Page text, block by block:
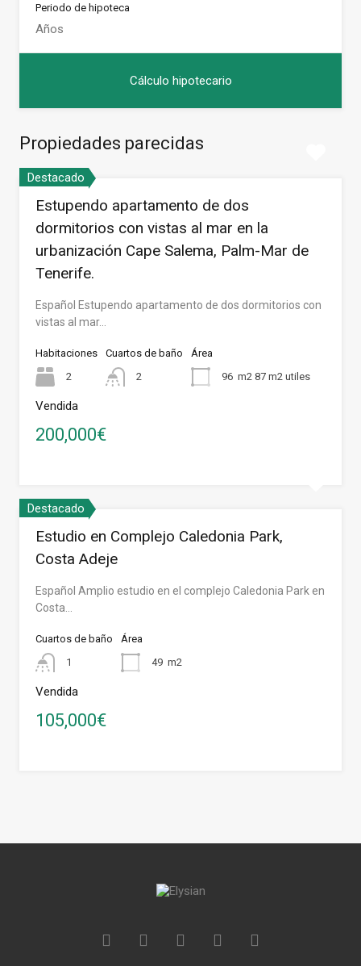
Periodo de hipoteca
Propiedades parecidas
Destacado
Estupendo apartamento de dos
dormitorios con vistas al mar en la
urbanización Cape Salema, Palm-Mar de
Tenerife.
Español Estupendo apartamento de dos dormitorios con
vistas al mar…
Habitaciones
2
Cuartos de baño
2
Área
96 m2 87 m2 utiles
Vendida
200,000€
Destacado
Estudio en Complejo Caledonia Park,
Costa Adeje
Español Amplio estudio en el complejo Caledonia Park en
Costa…
Cuartos de baño
1
Área
49 m2
Vendida
105,000€